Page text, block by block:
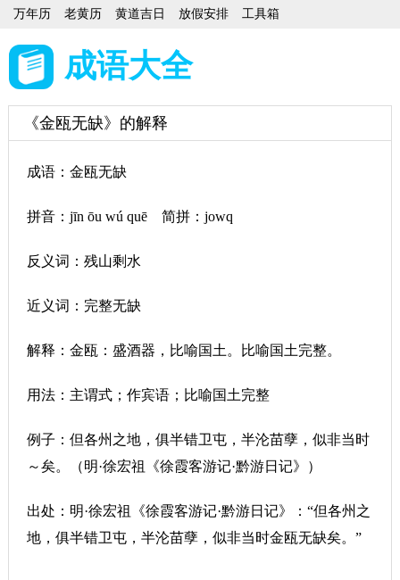
万年历 老黄历 黄道吉日 放假安排 工具箱
成语大全
《金瓯无缺》的解释
成语：金瓯无缺
拼音：jīn ōu wú quē 简拼：jowq
反义词：残山剩水
近义词：完整无缺
解释：金瓯：盛酒器，比喻国土。比喻国土完整。
用法：主谓式；作宾语；比喻国土完整
例子：但各州之地，俱半错卫屯，半沦苗孽，似非当时
～矣。（明·徐宏祖《徐霞客游记·黔游日记》）
出处：明·徐宏祖《徐霞客游记·黔游日记》：“但各州之
地，俱半错卫屯，半沦苗孽，似非当时金瓯无缺矣。”